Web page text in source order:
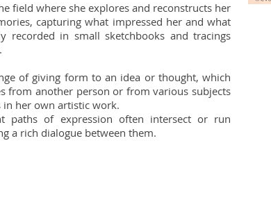
field where she explores and reconstructs her
capturing what impressed her and what
recorded in small sketchbooks and tracings
of giving form to an idea or thought, which
from another person or from various subjects
in her own artistic work.
paths of expression often intersect or run
a rich dialogue between them.